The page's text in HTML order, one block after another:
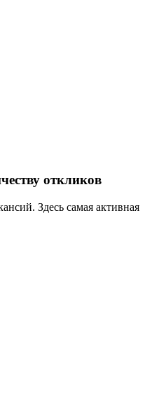
откликов
. Здесь самая активная